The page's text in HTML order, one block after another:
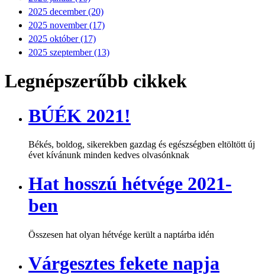
2025 december (20)
2025 november (17)
2025 október (17)
2025 szeptember (13)
Legnépszerűbb cikkek
BÚÉK 2021!
Békés, boldog, sikerekben gazdag és egészségben eltöltött új
évet kívánunk minden kedves olvasónknak
Hat hosszú hétvége 2021-
ben
Összesen hat olyan hétvége került a naptárba idén
Várgesztes fekete napja